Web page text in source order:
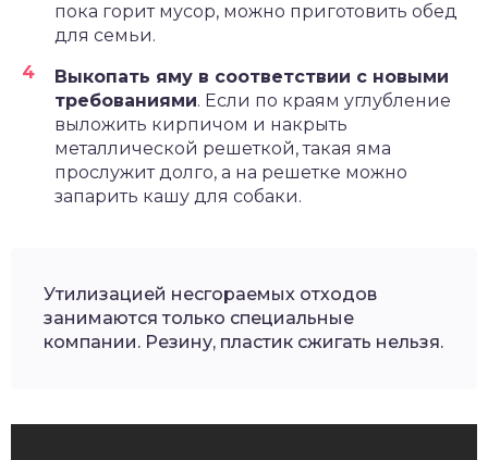
пока горит мусор, можно приготовить обед
для семьи.
Выкопать яму в соответствии с новыми
требованиями. Если по краям углубление
выложить кирпичом и накрыть
металлической решеткой, такая яма
прослужит долго, а на решетке можно
запарить кашу для собаки.
Утилизацией несгораемых отходов
занимаются только специальные
компании. Резину, пластик сжигать нельзя.